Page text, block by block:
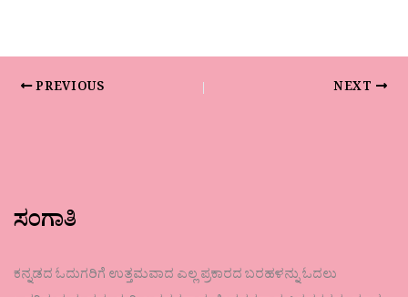
PREVIOUS NEXT
ಸಂಗಾತಿ
ಕನ್ನಡದ ಓದುಗರಿಗೆ ಉತ್ತಮವಾದ ಎಲ್ಲ ಪ್ರಕಾರದ ಬರಹಳನ್ನು ಓದಲು